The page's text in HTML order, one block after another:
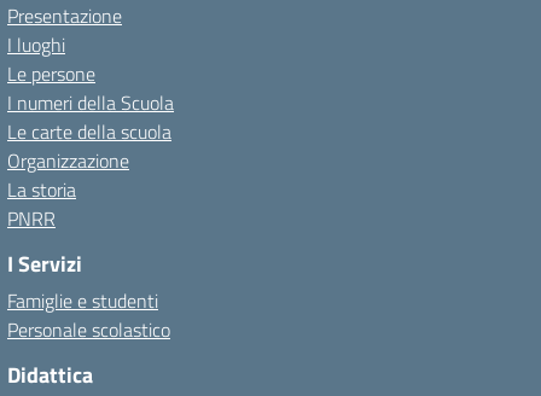
Presentazione
I luoghi
Le persone
I numeri della Scuola
Le carte della scuola
Organizzazione
La storia
PNRR
I Servizi
Famiglie e studenti
Personale scolastico
Didattica